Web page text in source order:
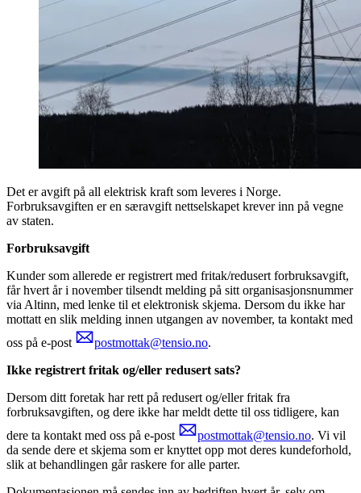
Det er avgift på all elektrisk kraft som leveres i Norge.
Forbruksavgiften er en særavgift nettselskapet krever inn på vegne
av staten.
Forbruksavgift
Kunder som allerede er registrert med fritak/redusert forbruksavgift,
får hvert år i november tilsendt melding på sitt organisasjonsnummer
via Altinn, med lenke til et elektronisk skjema. Dersom du ikke har
mottatt en slik melding innen utgangen av november, ta kontakt med
oss på e-post
postmottak@tensio.no.
Ikke registrert fritak og/eller redusert sats?
Dersom ditt foretak har rett på redusert og/eller fritak fra
forbruksavgiften, og dere ikke har meldt dette til oss tidligere, kan
dere ta kontakt med oss på e-post
postmottak@tensio.no. Vi vil
da sende dere et skjema som er knyttet opp mot deres kundeforhold,
slik at behandlingen går raskere for alle parter.